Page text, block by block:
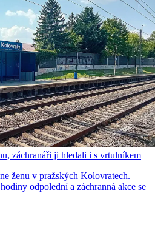
záchranáři ji hledali i s vrtulníkem
ženu v pražských Kolovratech.
odpolední a záchranná akce se